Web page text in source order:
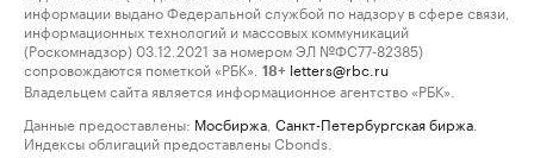
информации выдано Федеральной службой по надзору в сфере связи,
информационных технологий и массовых коммуникаций
(Роскомнадзор) 03.12.2021 за номером ЭЛ №ФС77-82385)
сопровождаются пометкой «РБК».
18+ letters@rbc.ru
Владельцем сайта является информационное агентство «РБК».
Данные предоставлены: Мосбиржа Санкт-Петербургская биржа
Индексы облигаций предоставлены Cbonds.